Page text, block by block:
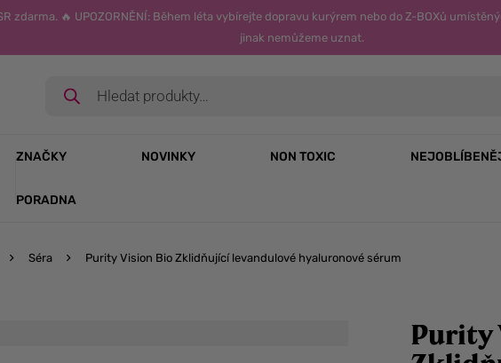
zdarma. 🔥 UPOZORNĚNÍ: Během léta vybírejte dopravu kurýrem nebo do Z-BOXů
jinak nemůžeme uznat.
ZNAČKY NOVINKY NON TOXIC
PORADNA
Séra Purity Vision Bio Zklidňující levandulové hyaluronové sérum
Purity